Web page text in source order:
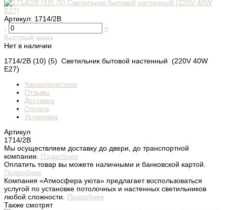
Артикул: 1714/2В
-
+
Быстрый заказ
Нет в наличии
1714/2В (10) (5) Светильник бытовой настенный (220V 40W
E27)
Характеристики
Отзывы
Доставка
Оплата
Установка
Артикул
1714/2В
Мы осуществляем доставку до двери, до транспортной
компании. Подробнее
Оплатить товар вы можете наличными и банковской картой.
Подробнее
Компания «Атмосфера уюта» предлагает воспользоваться
услугой по установке потолочных и настенных светильников
любой сложности. Подробнее
Также смотрят